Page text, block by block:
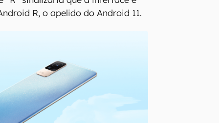
R, o apelido do Android 11.